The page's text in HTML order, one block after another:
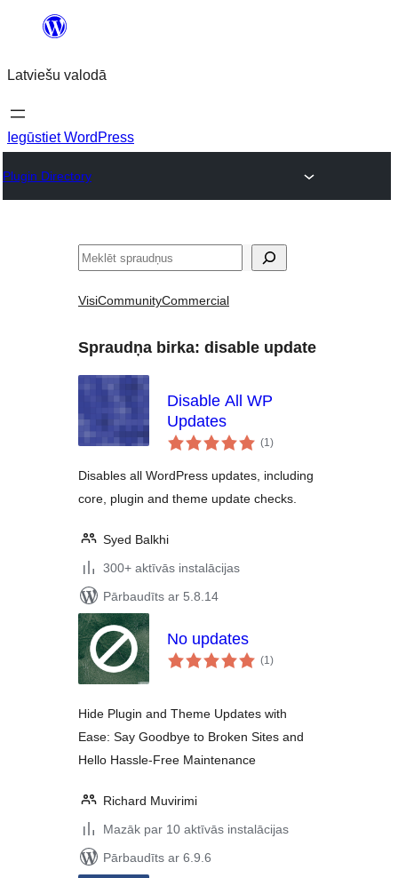
Pāriet
saturu
Latviešu valodā
Iegūstiet WordPress
Plugin Directory
Meklēt
VisiCommunityCommercial
Spraudņa birka: disable update
Disable All WP
Updates
(1vērtējumu
kopsumma
)
Disables all WordPress updates, including
core, plugin and theme update checks.
Syed Balkhi
300+ aktīvās instalācijas
Pārbaudīts ar 5.8.14
No updates
(1vērtējumu
kopsumma
)
Hide Plugin and Theme Updates with
Ease: Say Goodbye to Broken Sites and
Hello Hassle-Free Maintenance
Richard Muvirimi
Mazāk par 10 aktīvās instalācijas
Pārbaudīts ar 6.9.6